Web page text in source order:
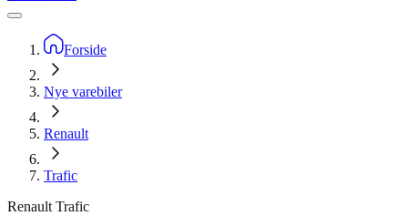
Forside
Nye varebiler
Renault
Trafic
Renault Trafic